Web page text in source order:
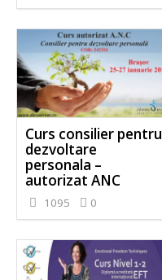
Curs consilier pentru
dezvoltare
personala –
autorizat ANC
1095 0